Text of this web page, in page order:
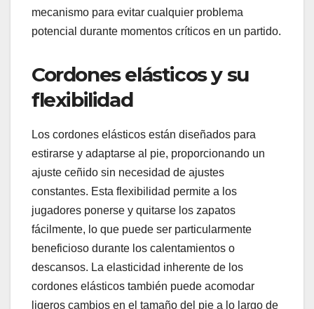
mecanismo para evitar cualquier problema
potencial durante momentos críticos en un partido.
Cordones elásticos y su
flexibilidad
Los cordones elásticos están diseñados para
estirarse y adaptarse al pie, proporcionando un
ajuste ceñido sin necesidad de ajustes
constantes. Esta flexibilidad permite a los
jugadores ponerse y quitarse los zapatos
fácilmente, lo que puede ser particularmente
beneficioso durante los calentamientos o
descansos. La elasticidad inherente de los
cordones elásticos también puede acomodar
ligeros cambios en el tamaño del pie a lo largo de